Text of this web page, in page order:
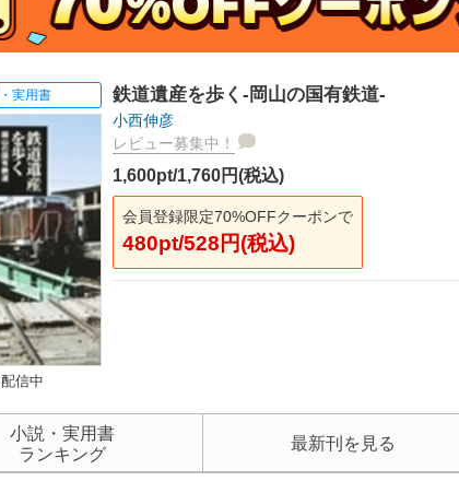
実用書
信中
鉄道遺産を歩く-岡山の国有鉄道-
小西伸彦
レビュー募集中！
1,600pt/1,760円(税込)
会員登録限定70%OFFクーポンで
480pt/528円(税込)
小説・実用書
ランキング
最新刊を見る